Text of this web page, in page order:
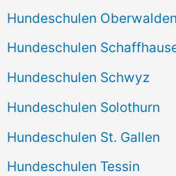
Hundeschulen Oberwalden
Hundeschulen
Hundeschulen Schwyz
Hundeschulen Solothurn
Hundeschulen St. Gallen
Hundeschulen Tessin